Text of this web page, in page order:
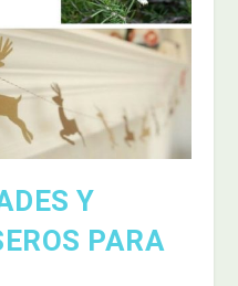
Y
PARA